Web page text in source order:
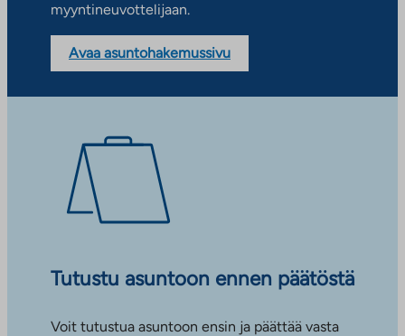
myyntineuvottelijaan.
Avaa asuntohakemussivu
Tutustu asuntoon ennen päätöstä
Voit tutustua asuntoon ensin ja päättää vasta